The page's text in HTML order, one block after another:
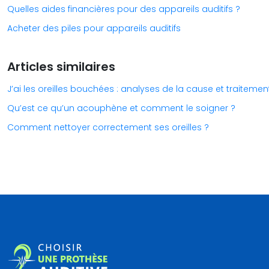
Quelles aides financières pour des appareils auditifs ?
Acheter des piles pour appareils auditifs
Articles similaires
J’ai les oreilles bouchées : analyses de la cause et
Qu’est ce qu’un acouphène et comment le soigner ?
Comment nettoyer correctement ses oreilles ?